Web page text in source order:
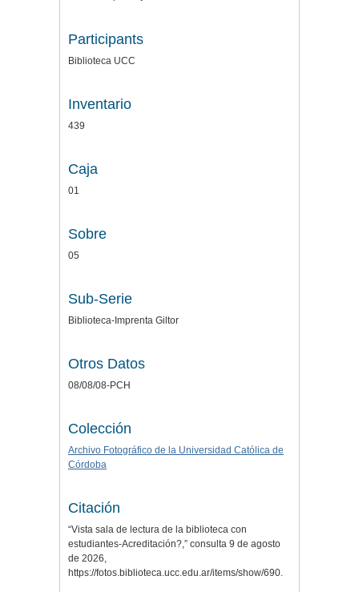
Participants
Biblioteca UCC
Inventario
439
Caja
01
Sobre
05
Sub-Serie
Biblioteca-Imprenta Giltor
Otros Datos
08/08/08-PCH
Colección
Archivo Fotográfico de la Universidad Católica de
Córdoba
Citación
“Vista sala de lectura de la biblioteca con
estudiantes-Acreditación?,” consulta 9 de agosto
de 2026,
https://fotos.biblioteca.ucc.edu.ar/items/show/690.